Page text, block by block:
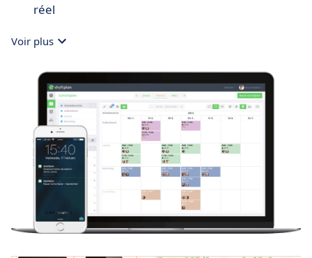
réel
Voir plus